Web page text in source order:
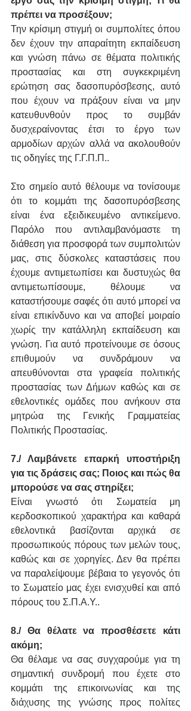
πρέπει να προσέξουν;
Την κρίσιμη στιγμή οι συμπολίτες όπου
δεν έχουν την απαραίτητη εκπαίδευση
και γνώση πάνω σε θέματα πολιτικής
προστασίας και στη συγκεκριμένη
ερώτηση σας δασοπυρόσβεσης, αυτό
που έχουν να πράξουν είναι να μην
κατευθυνθούν προς το συμβάν
δυσχεραίνοντας έτσι το έργο των
αρμοδίων αρχών αλλά να ακολουθούν
τις οδηγίες της Γ.Γ.Π.Π..
Στο σημείο αυτό θέλουμε να τονίσουμε
ότι το κομμάτι της δασοπυρόσβεσης
είναι ένα εξειδικευμένο αντικείμενο.
Παρόλο που αντιλαμβανόμαστε τη
διάθεση για προσφορά των συμπολιτών
μας, στις δύσκολες καταστάσεις που
έχουμε αντιμετωπίσει και δυστυχώς θα
αντιμετωπίσουμε, θέλουμε να
καταστήσουμε σαφές ότι αυτό μπορεί να
είναι επικίνδυνο και να αποβεί μοιραίο
χωρίς την κατάλληλη εκπαίδευση και
γνώση. Για αυτό προτείνουμε σε όσους
επιθυμούν να συνδράμουν να
απευθύνονται στα γραφεία πολιτικής
προστασίας των Δήμων καθώς και σε
εθελοντικές ομάδες που ανήκουν στα
μητρώα της Γενικής Γραμματείας
Πολιτικής Προστασίας.
7./ Λαμβάνετε επαρκή υποστήριξη
για τις δράσεις σας; Ποιος και πώς θα
μπορούσε να σας στηρίξει;
Είναι γνωστό ότι Σωματεία μη
κερδοσκοπικού χαρακτήρα και καθαρά
εθελοντικά βασίζονται αρχικά σε
προσωπικούς πόρους των μελών τους,
καθώς και σε χορηγίες. Δεν θα πρέπει
να παραλείψουμε βέβαια το γεγονός ότι
το Σωματείο μας έχει ενισχυθεί και από
πόρους του Σ.Π.Α.Υ..
8./ Θα θέλατε να προσθέσετε κάτι
ακόμη;
Θα θέλαμε να σας συγχαρούμε για τη
σημαντική συνδρομή που έχετε στο
κομμάτι της επικοινωνίας και της
διάχυσης της γνώσης προς πολίτες